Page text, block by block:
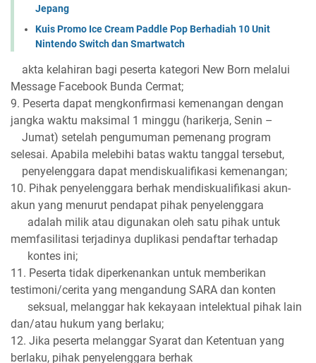
Jepang
Kuis Promo Ice Cream Paddle Pop Berhadiah 10 Unit
Nintendo Switch dan Smartwatch
akta kelahiran bagi peserta kategori New Born melalui
Message Facebook Bunda Cermat;
9. Peserta dapat mengkonfirmasi kemenangan dengan
jangka waktu maksimal 1 minggu (harikerja, Senin –
Jumat) setelah pengumuman pemenang program
selesai. Apabila melebihi batas waktu tanggal tersebut,
penyelenggara dapat mendiskualifikasi kemenangan;
10. Pihak penyelenggara berhak mendiskualifikasi akun-
akun yang menurut pendapat pihak penyelenggara
adalah milik atau digunakan oleh satu pihak untuk
memfasilitasi terjadinya duplikasi pendaftar terhadap
kontes ini;
11. Peserta tidak diperkenankan untuk memberikan
testimoni/cerita yang mengandung SARA dan konten
seksual, melanggar hak kekayaan intelektual pihak lain
dan/atau hukum yang berlaku;
12. Jika peserta melanggar Syarat dan Ketentuan yang
berlaku, pihak penyelenggara berhak